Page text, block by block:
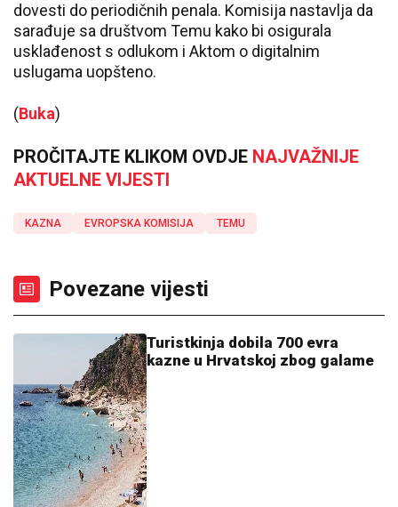
dovesti do periodičnih penala. Komisija nastavlja da
sarađuje sa društvom Temu kako bi osigurala
usklađenost s odlukom i Aktom o digitalnim
uslugama uopšteno.
(Buka)
PROČITAJTE KLIKOM OVDJE NAJVAŽNIJE
AKTUELNE VIJESTI
KAZNA EVROPSKA KOMISIJA TEMU
Povezane vijesti
Turistkinja dobila 700 evra
kazne u Hrvatskoj zbog galame